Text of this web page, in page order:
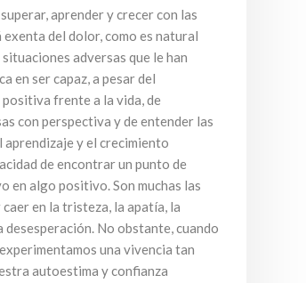
aprender y crecer con las
del dolor, como es natural
adversas que le han
en ser capaz, a pesar del
frente a la vida, de
con perspectiva y de entender las
aprendizaje y el crecimiento
de encontrar un punto de
en algo positivo. Son muchas las
en la tristeza, la apatía, la
No obstante, cuando
una vivencia tan
autoestima y confianza